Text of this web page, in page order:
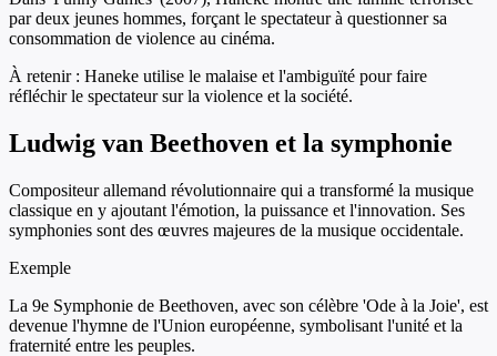
par deux jeunes hommes, forçant le spectateur à questionner sa
consommation de violence au cinéma.
À retenir : Haneke utilise le malaise et l'ambiguïté pour faire
réfléchir le spectateur sur la violence et la société.
Ludwig van Beethoven et la symphonie
Compositeur allemand révolutionnaire qui a transformé la musique
classique en y ajoutant l'émotion, la puissance et l'innovation. Ses
symphonies sont des œuvres majeures de la musique occidentale.
Exemple
La 9e Symphonie de Beethoven, avec son célèbre 'Ode à la Joie', est
devenue l'hymne de l'Union européenne, symbolisant l'unité et la
fraternité entre les peuples.